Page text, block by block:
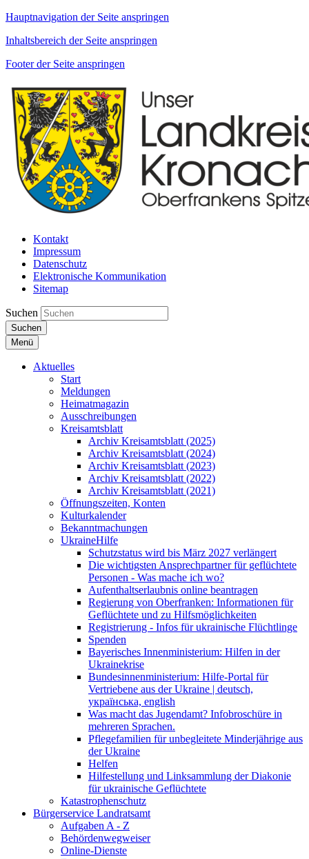
Hauptnavigation der Seite anspringen
Inhaltsbereich der Seite anspringen
Footer der Seite anspringen
Kontakt
Impressum
Datenschutz
Elektronische Kommunikation
Sitemap
Suchen
Suchen
Menü
Aktuelles
Start
Meldungen
Heimatmagazin
Ausschreibungen
Kreisamtsblatt
Archiv Kreisamtsblatt (2025)
Archiv Kreisamtsblatt (2024)
Archiv Kreisamtsblatt (2023)
Archiv Kreisamtsblatt (2022)
Archiv Kreisamtsblatt (2021)
Öffnungszeiten, Konten
Kulturkalender
Bekanntmachungen
UkraineHilfe
Schutzstatus wird bis März 2027 verlängert
Die wichtigsten Ansprechpartner für geflüchtete
Personen - Was mache ich wo?
Aufenthaltserlaubnis online beantragen
Regierung von Oberfranken: Informationen für
Geflüchtete und zu Hilfsmöglichkeiten
Registrierung - Infos für ukrainische Flüchtlinge
Spenden
Bayerisches Innenministerium: Hilfen in der
Ukrainekrise
Bundesinnenministerium: Hilfe-Portal für
Vertriebene aus der Ukraine | deutsch,
українська, english
Was macht das Jugendamt? Infobroschüre in
mehreren Sprachen.
Pflegefamilien für unbegleitete Minderjährige aus
der Ukraine
Helfen
Hilfestellung und Linksammlung der Diakonie
für ukrainische Geflüchtete
Katastrophenschutz
Bürgerservice Landratsamt
Aufgaben A - Z
Behördenwegweiser
Online-Dienste